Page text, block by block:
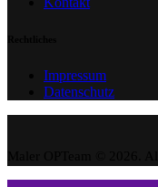
Impressum
Datenschutz